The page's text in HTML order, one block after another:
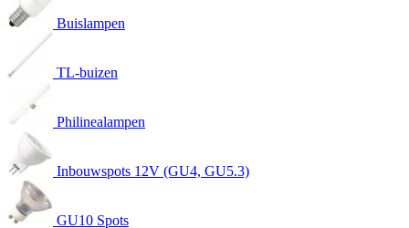
Buislampen
TL-buizen
Philinealampen
Inbouwspots 12V (GU4, GU5.3)
GU10 Spots